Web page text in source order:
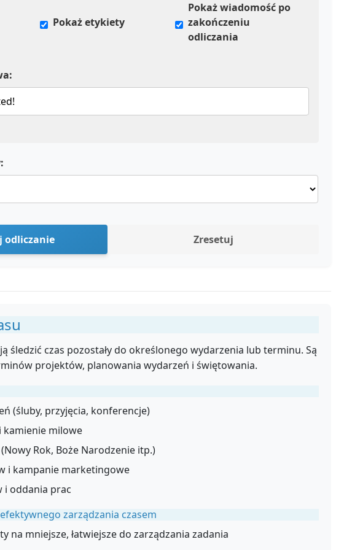
Pokaż etykiety
Pokaż wiadomość po
zakończeniu
odliczania
odliczanie Zresetuj
śledzić czas pozostały do określonego wydarzenia lub terminu. Są
projektów, planowania wydarzeń i świętowania.
(śluby, przyjęcia, konferencje)
milowe
Rok, Boże Narodzenie itp.)
i kampanie marketingowe
i oddania prac
zarządzania czasem
na mniejsze, łatwiejsze do zarządzania zadania